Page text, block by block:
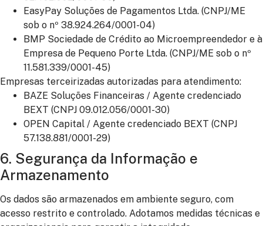
EasyPay Soluções de Pagamentos Ltda. (CNPJ/ME
sob o nº 38.924.264/0001-04)
BMP Sociedade de Crédito ao Microempreendedor e à
Empresa de Pequeno Porte Ltda. (CNPJ/ME sob o nº
11.581.339/0001-45)
Empresas terceirizadas autorizadas para atendimento:
BAZE Soluções Financeiras / Agente credenciado
BEXT (CNPJ 09.012.056/0001-30)
OPEN Capital / Agente credenciado BEXT (CNPJ
57.138.881/0001-29)
6. Segurança da Informação e
Armazenamento
Os dados são armazenados em ambiente seguro, com
acesso restrito e controlado. Adotamos medidas técnicas e